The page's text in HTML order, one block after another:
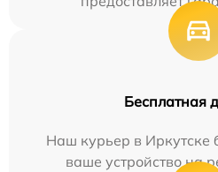
Бесплатная
Наш курьер в Иркутске
ваше устройство на